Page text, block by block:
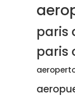
paris
paris